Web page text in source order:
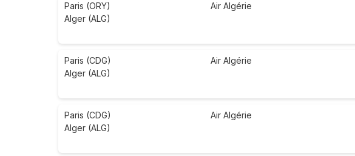
Paris (ORY)
Alger (ALG)
Air Algérie
Paris (CDG)
Alger (ALG)
Air Algérie
Paris (CDG)
Alger (ALG)
Air Algérie